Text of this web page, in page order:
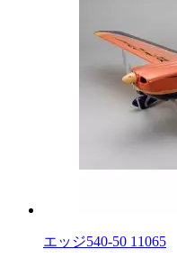
エッジ540-50 11065